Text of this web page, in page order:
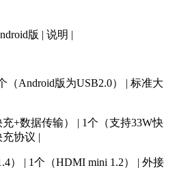
版 | 说明 |
（Android版为USB2.0） | 标准大
充+数据传输） | 1个（支持33W快
协议 |
） | 1个（HDMI mini 1.2） | 外接